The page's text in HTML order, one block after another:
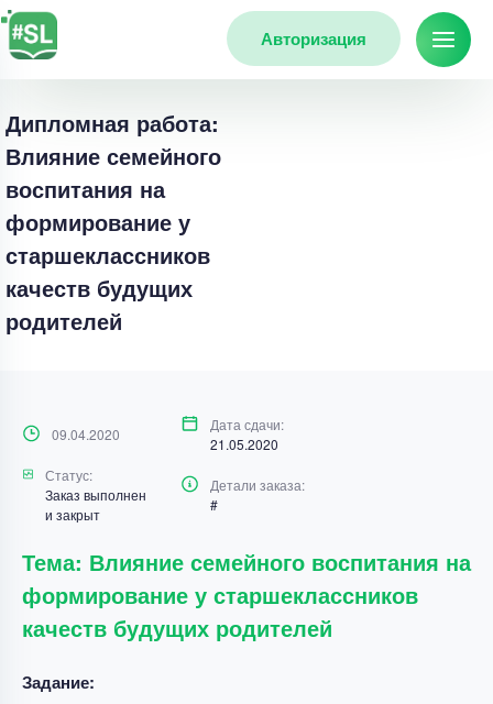
Авторизация
Дипломная работа:
Влияние семейного
воспитания на
формирование у
старшеклассников
качеств будущих
родителей
09.04.2020
Дата сдачи:
21.05.2020
Статус:
Заказ выполнен
и закрыт
Детали заказа:
#
Тема: Влияние семейного воспитания на
формирование у старшеклассников
качеств будущих родителей
Задание: